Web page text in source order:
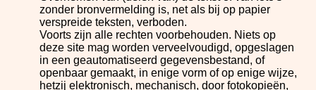
zonder bronvermelding is, net als bij op papier
verspreide teksten, verboden.
Voorts zijn alle rechten voorbehouden. Niets op
deze site mag worden verveelvoudigd, opgeslagen
in een geautomatiseerd gegevensbestand, of
openbaar gemaakt, in enige vorm of op enige wijze,
hetzij elektronisch, mechanisch, door fotokopieën,